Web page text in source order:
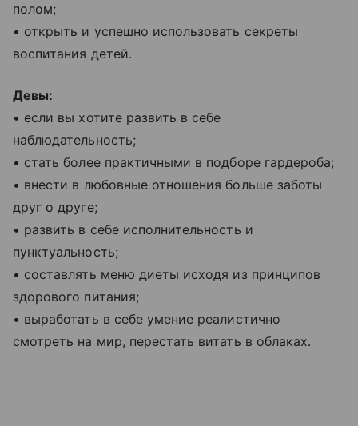
полом;
• открыть и успешно использовать секреты
воспитания детей.
Девы:
• если вы хотите развить в себе
наблюдательность;
• стать более практичными в подборе гардероба;
• внести в любовные отношения больше заботы
друг о друге;
• развить в себе исполнительность и
пунктуальность;
• составлять меню диеты исходя из принципов
здорового питания;
• выработать в себе умение реалистично
смотреть на мир, перестать витать в облаках.